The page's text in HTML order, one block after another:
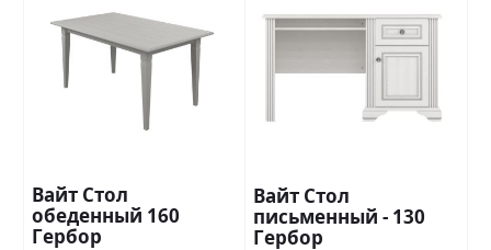
Вайт Стол
обеденный 160
Гербор
Вайт Стол
письменный - 130
Гербор